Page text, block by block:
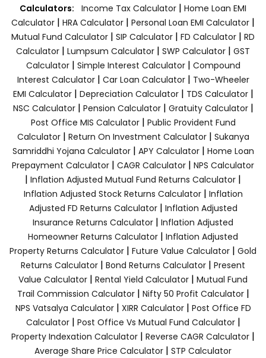
Calculators: Income Tax Calculator | Home Loan EMI
Calculator | HRA Calculator | Personal Loan EMI Calculator |
Mutual Fund Calculator | SIP Calculator | FD Calculator | RD
Calculator | Lumpsum Calculator | SWP Calculator | GST
Calculator| Simple Interest Calculator| Compound
Interest Calculator| Car Loan Calculator| Two-Wheeler
EMI Calculator| Depreciation Calculator| TDS Calculator|
NSC Calculator| Pension Calculator| Gratuity Calculator|
Post Office MIS Calculator| Public Provident Fund
Calculator| Return On Investment Calculator| Sukanya
Samriddhi Yojana Calculator| APY Calculator| Home Loan
Prepayment Calculator | CAGR Calculator | NPS Calculator
| Inflation Adjusted Mutual Fund Returns Calculator |
Inflation Adjusted Stock Returns Calculator| Inflation
Adjusted FD Returns Calculator| Inflation Adjusted
Insurance Returns Calculator | Inflation Adjusted
Homeowner Returns Calculator | Inflation Adjusted
Property Returns Calculator | Future Value Calculator | Gold
Returns Calculator | Bond Returns Calculator | Present
Value Calculator | Rental Yield Calculator | Mutual Fund
Trail Commission Calculator| Nifty 50 Profit Calculator|
NPS Vatsalya Calculator| XIRR Calculator| Post Office FD
Calculator| Post Office Vs Mutual Fund Calculator|
Property Indexation Calculator | Reverse CAGR Calculator |
Average Share Price Calculator | STP Calculator